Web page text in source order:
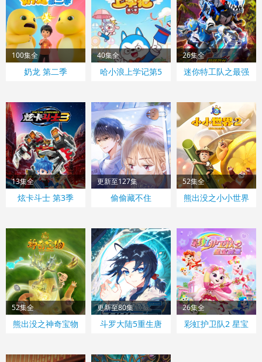
100集全
奶龙 第二季
40集全
哈小浪上学记第5
26集全
迷你特工队之最强
13集全
炫卡斗士 第3季
更新至127集
偷偷藏不住
52集全
熊出没之小小世界
52集全
熊出没之神奇宝物
更新至80集
斗罗大陆5重生唐
26集全
彩虹护卫队2 星宝